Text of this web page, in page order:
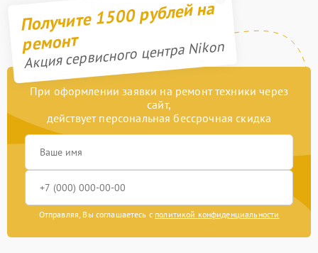
Получите 1500 рублей на
ремонт
Акция сервисного центра Nikon
При оформлении заявки на ремонт техники через
сайт,
действует персональная бессрочная скидка
Отправляя, Вы соглашаетесь с политикой конфиденциальности